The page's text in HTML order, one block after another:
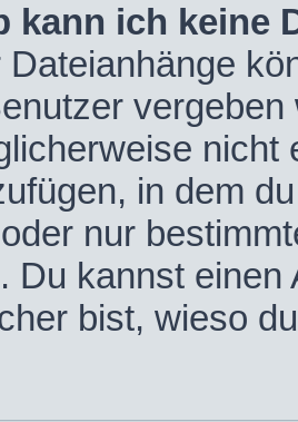
kann ich keine
Dateianhänge
nicht
in dem
nur
Du kannst
bist, wieso